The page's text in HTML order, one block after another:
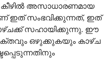
കീഴിൽ അസാധാരണമായ
ഇത് സംഭവിക്കുന്നത്, ഇത്
സഹായിക്കുന്നു. ഈ
ഒഴുക്കുകയും കാഴ്ച